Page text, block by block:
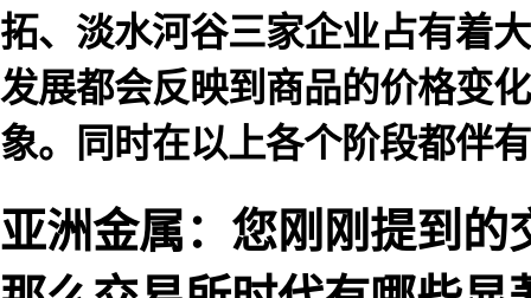
拓、淡水河谷三家企业占有着
发展都会反映到商品的价格变
象。同时在以上各个阶段都伴
亚洲金属：您刚刚提到的